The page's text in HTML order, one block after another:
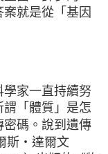
案就是從「基因
家一直持續努
「體質」是怎
密碼。說到遺傳
斯・達爾文